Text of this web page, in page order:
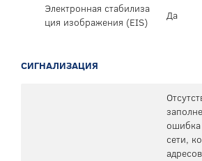
Электронная стабилиза
ция изображения (EIS)
Да
СИГНАЛИЗАЦИЯ
сети,